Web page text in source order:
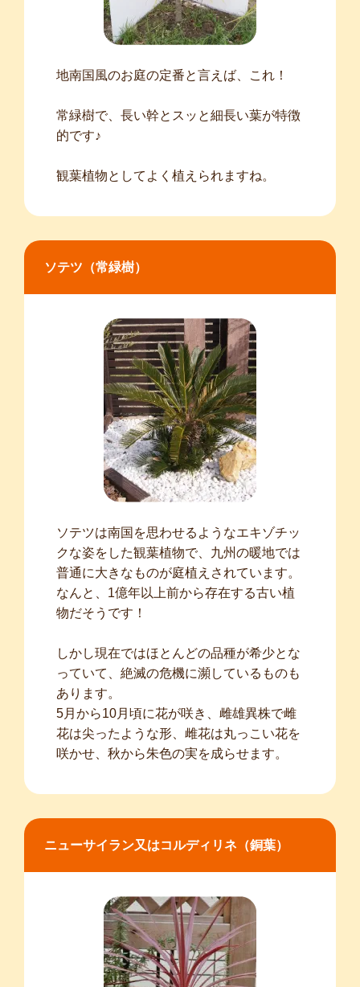
地南国風のお庭の定番と言えば、これ！
常緑樹で、長い幹とスッと細長い葉が特徴
的です♪
観葉植物としてよく植えられますね。
ソテツ（常緑樹）
ソテツは南国を思わせるようなエキゾチッ
クな姿をした観葉植物で、九州の暖地では
普通に大きなものが庭植えされています。
なんと、1億年以上前から存在する古い植
物だそうです！
しかし現在ではほとんどの品種が希少とな
っていて、絶滅の危機に瀕しているものも
あります。
5月から10月頃に花が咲き、雌雄異株で雌
花は尖ったような形、雌花は丸っこい花を
咲かせ、秋から朱色の実を成らせます。
ニューサイラン又はコルディリネ（銅葉）